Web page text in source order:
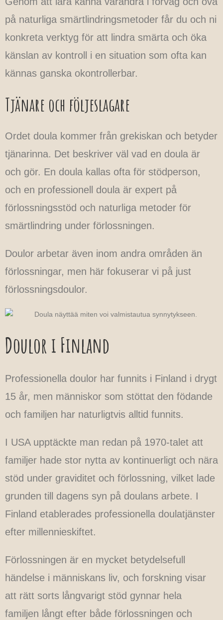
på naturliga smärtlindringsmetoder får du och ni
konkreta verktyg för att lindra smärta och öka
känslan av kontroll i en situation som ofta kan
kännas ganska okontrollerbar.
Tjänare och följeslagare
Ordet doula kommer från grekiskan och betyder
tjänarinna. Det beskriver väl vad en doula är
och gör. En doula kallas ofta för stödperson,
och en professionell doula är expert på
förlossningsstöd och naturliga metoder för
smärtlindring under förlossningen.
Doulor arbetar även inom andra områden än
förlossningar, men här fokuserar vi på just
förlossningsdoulor.
Doulor i Finland
Professionella doulor har funnits i Finland i drygt
15 år, men människor som stöttat den födande
och familjen har naturligtvis alltid funnits.
I USA upptäckte man redan på 1970-talet att
familjer hade stor nytta av kontinuerligt och nära
stöd under graviditet och förlossning, vilket lade
grunden till dagens syn på doulans arbete. I
Finland etablerades professionella doulatjänster
efter millennieskiftet.
Förlossningen är en mycket betydelsefull
händelse i människans liv, och forskning visar
att rätt sorts långvarigt stöd gynnar hela
familjen långt efter både förlossningen och